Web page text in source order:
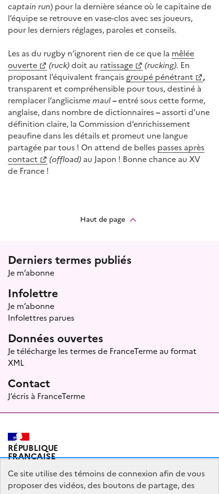
captain run) pour la dernière séance où le capitaine de
l’équipe se retrouve en vase-clos avec ses joueurs,
pour les derniers réglages, paroles et conseils.
Les as du rugby n’ignorent rien de ce que la mêlée
ouverte
(ruck)doit au ratissage (rucking). En
proposant l’équivalent français groupé pénétrant
,
transparent et compréhensible pour tous, destiné à
remplacer l’anglicisme maul–entré sous cette forme,
anglaise, dans nombre de dictionnaires–assorti d’une
définition claire, la Commission d’enrichissement
peaufine dans les détails et promeut une langue
partagée par tous ! On attend de belles passes après
contact
(offload) au Japon ! Bonne chance au XV
de France !
Haut de page
Menu prefooter
Derniers termes publiés
Je m’abonne
Infolettre
Je m’abonne
Infolettres parues
Données ouvertes
Je télécharge les termes de FranceTerme au format
XML
Contact
J’écris à FranceTerme
RÉPUBLIQUE
FRANÇAISE
Ce site utilise des témoins de connexion afin de vous
proposer des vidéos, des boutons de partage, des